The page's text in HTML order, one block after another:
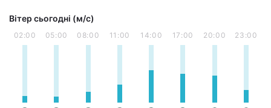
Вітер сьогодні (м/с)
02:00 05:00 08:00 11:00 14:00 17:00 20:00 23:00